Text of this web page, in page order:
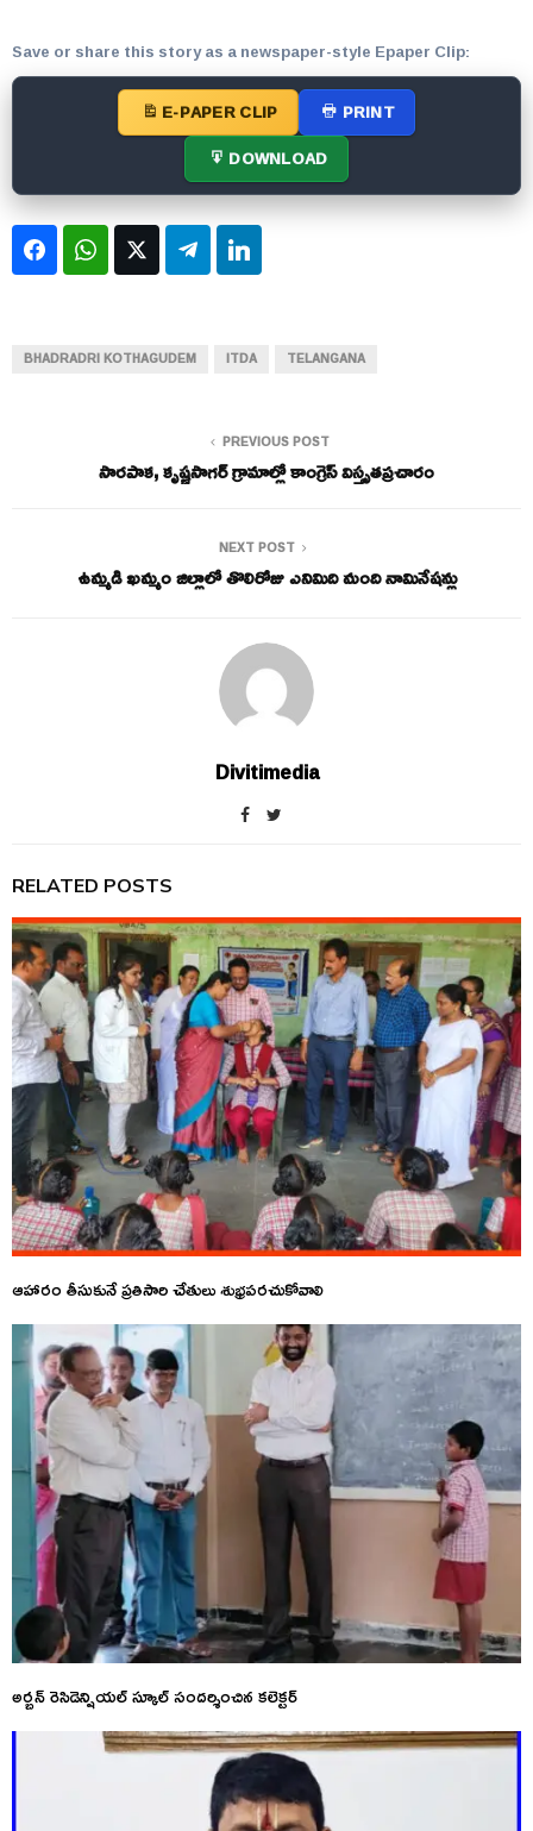
Save or share this story as a newspaper-style Epaper Clip:
E-PAPER CLIP
PRINT
DOWNLOAD
FacebookWhatsApp
Twitter Telegram
BHADRADRI KOTHAGUDEM ITDA TELANGANA
PREVIOUS POST
సారపాక, కృష్ణసాగర్ గ్రామాల్లో కాంగ్రెస్ విస్తృతప్రచారం
NEXT POST
ఉమ్మడి ఖమ్మం జిల్లాలో తొలిరోజు ఎనిమిది మంది నామినేషన్లు
Divitimedia
RELATED POSTS
ఆహారం తీసుకునే ప్రతిసారి చేతులు శుభ్రపరచుకోవాలి
అర్బన్ రెసిడెన్షియల్ స్కూల్ సందర్శించిన కలెక్టర్